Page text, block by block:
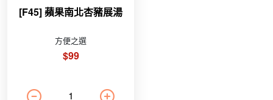
[F45] 蘋果南北杏豬展湯
方便之選
$99